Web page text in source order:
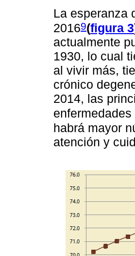
La esperanza
20169(figura 3
actualmente
1930, lo cual
al vivir más,
crónico
2014, las
habrá mayor
atención y